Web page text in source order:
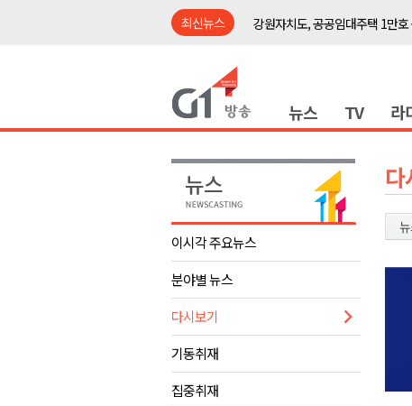
최신뉴스
강원자치도, 공공임대주택 1만호
동부산림청, 동해시 소나무재선
춘천시, 오는 8일 의암호서 '드론
어제 오후, 고성 대진항 어구 창
홍천군 "철도 개통 이후를 그린
강원자치도, 공공임대주택 1만호
양구군, 상반기 스포츠마케팅 경
ITS 교통도시 강릉..콜 버스 실증
뉴스 TV 라
이시각 주요뉴스
분야별 뉴스
다시보기
기동취재
집중취재
다